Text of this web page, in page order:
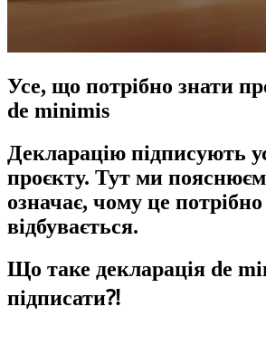
Усе, що потрібно знати
de minimis
Декларацію підписують
проєкту. Тут ми
означає, чому це потрібно
відбувається.
Що таке декларація de
підписати⁈